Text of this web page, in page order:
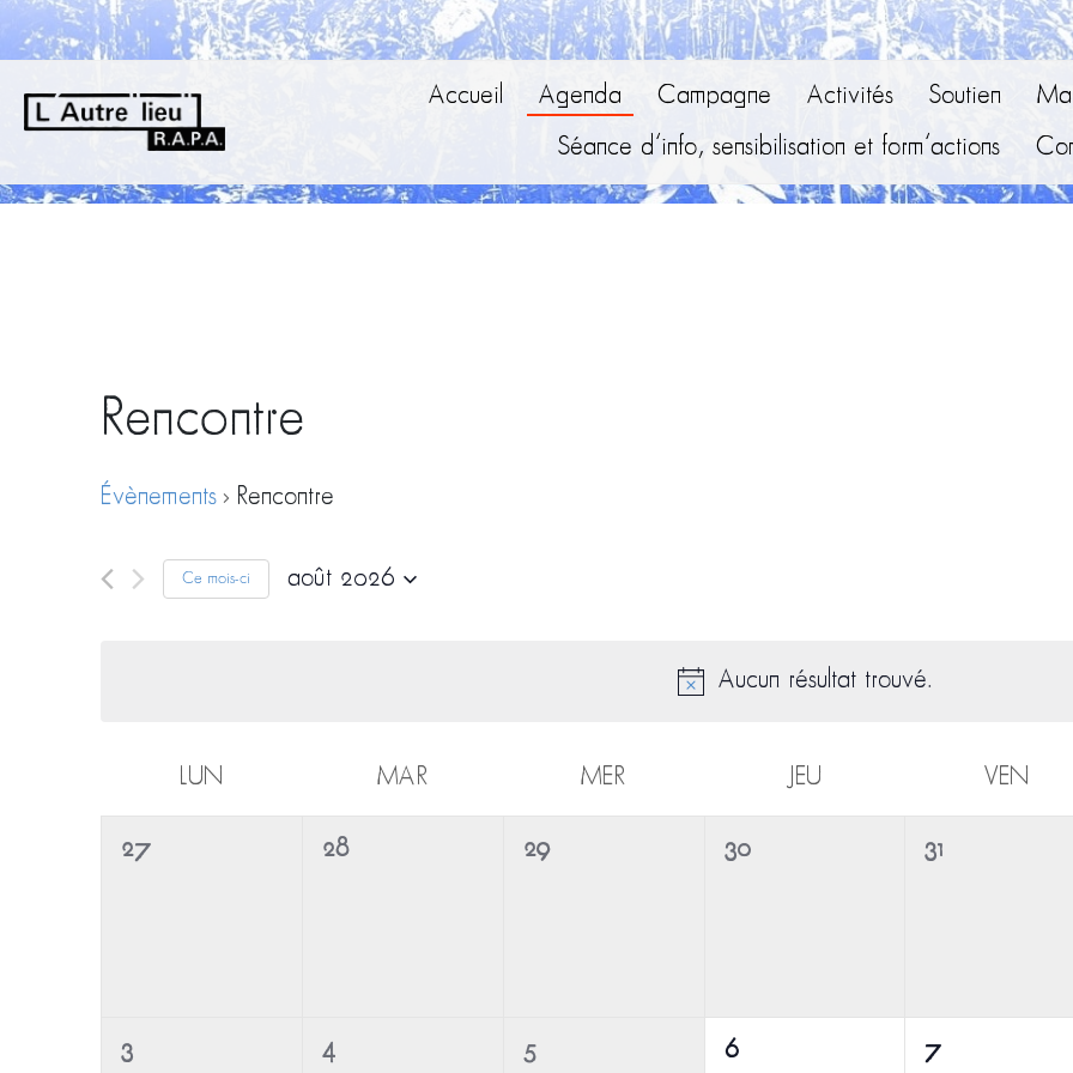
Accueil Agenda Campagne Activités Soutien
Séance d’info, sensibilisation et form’actions
Aucun résultat trouvé.
Rencontre
Évènements Rencontre
Ce mois-ci
août 2026
Calendrier
Évènements
LUN MAR MER JEU VEN
0
27
0
28
0
29
0
30
0
31
0
3
0
4
0
5
0
6
0
7